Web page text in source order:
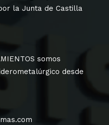
la Junta de Castilla
somos
desde